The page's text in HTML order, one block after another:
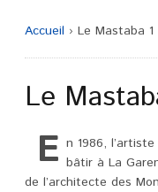
Accueil › Le Mastaba 1
Le
E n 1986,
bâtir à La
de l’architecte des